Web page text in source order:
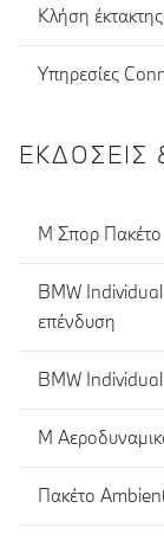
Κλήση
Υπηρεσίες
ΕΚΔΌΣΕΙΣ
M Σπορ Πακέτο
BMW
επένδυση
BMW
M
Πακέτο